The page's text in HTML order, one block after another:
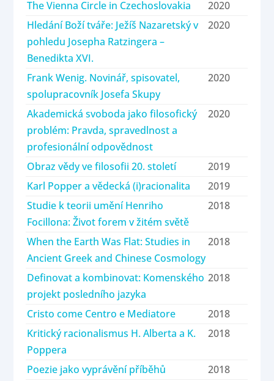
The Vienna Circle in Czechoslovakia
2020
Hledání Boží tváře: Ježíš Nazaretský v
pohledu Josepha Ratzingera –
Benedikta XVI.
2020
Frank Wenig. Novinář, spisovatel,
spolupracovník Josefa Skupy
2020
Akademická svoboda jako filosofický
problém: Pravda, spravedlnost a
profesionální odpovědnost
2020
Obraz vědy ve filosofii 20. století
2019
Karl Popper a vědecká (i)racionalita
2019
Studie k teorii umění Henriho
Focillona: Život forem v žitém světě
2018
When the Earth Was Flat: Studies in
Ancient Greek and Chinese Cosmology
2018
Definovat a kombinovat: Komenského
projekt posledního jazyka
2018
Cristo come Centro e Mediatore
2018
Kritický racionalismus H. Alberta a K.
Poppera
2018
Poezie jako vyprávění příběhů
2018